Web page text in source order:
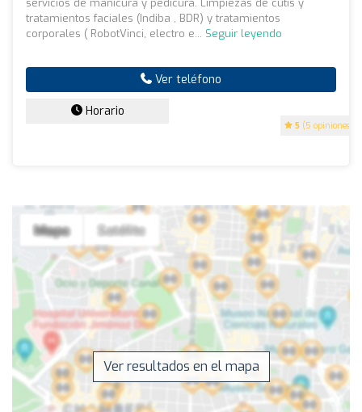
5 (5 opiniones)
tratamientos faciales (Indiba , BDR) y tratamientos
corporales ( RobotVinci, electro e... Seguir leyendo
Ver teléfono
Horario
Ver resultados en el mapa